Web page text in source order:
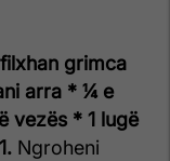
grimca
arra * ¼ e
vezës * 1 lugë
1. Ngroheni